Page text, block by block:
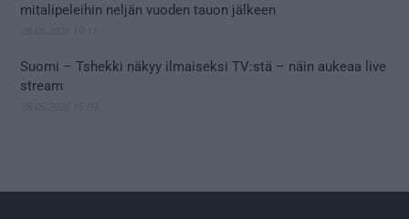
mitalipeleihin neljän vuoden tauon jälkeen
Suomi – Tshekki näkyy ilmaiseksi TV:stä – näin aukeaa live
stream